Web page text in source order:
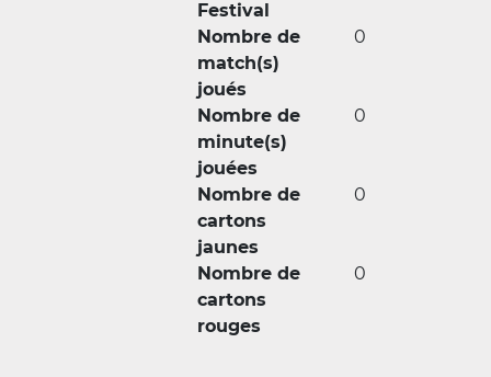
Festival
Nombre de
match(s)
joués
0
Nombre de
minute(s)
jouées
0
Nombre de
cartons
jaunes
0
Nombre de
cartons
rouges
0